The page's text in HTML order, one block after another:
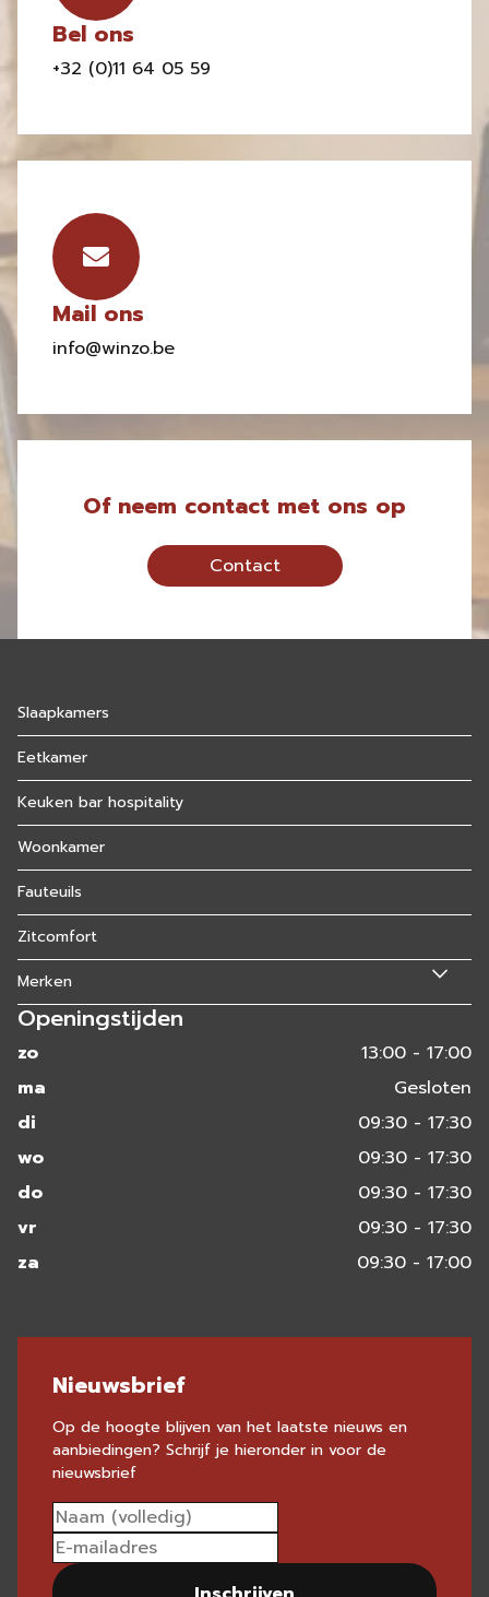
Bel ons
+32 (0)11 64 05 59
Mail ons
info@winzo.be
Of neem contact met ons op
Contact
Slaapkamers
Eetkamer
Keuken bar hospitality
Woonkamer
Fauteuils
Zitcomfort
Merken
Openingstijden
zo
13:00 - 17:00
ma
Gesloten
di
09:30 - 17:30
wo
09:30 - 17:30
do
09:30 - 17:30
vr
09:30 - 17:30
za
09:30 - 17:00
Nieuwsbrief
Op de hoogte blijven van het laatste nieuws en
aanbiedingen? Schrijf je hieronder in voor de
nieuwsbrief